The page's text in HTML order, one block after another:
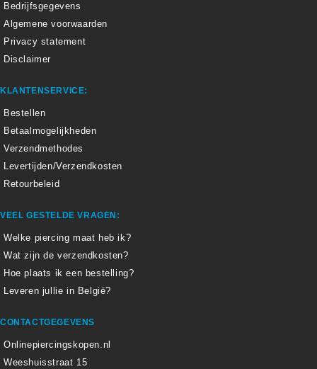
Bedrijfsgegevens
Algemene voorwaarden
Privacy statement
Disclaimer
KLANTENSERVICE:
Bestellen
Betaalmogelijkheden
Verzendmethodes
Levertijden/Verzendkosten
Retourbeleid
VEEL GESTELDE VRAGEN:
Welke piercing maat heb ik?
Wat zijn de verzendkosten?
Hoe plaats ik een bestelling?
Leveren jullie in België?
CONTACTGEGEVENS
Onlinepiercingskopen.nl
Weeshuisstraat 15